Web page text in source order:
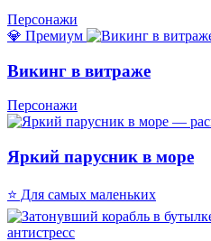
Персонажи
💎 Премиум
Викинг в витраже
Персонажи
Яркий парусник в море
⭐ Для самых маленьких